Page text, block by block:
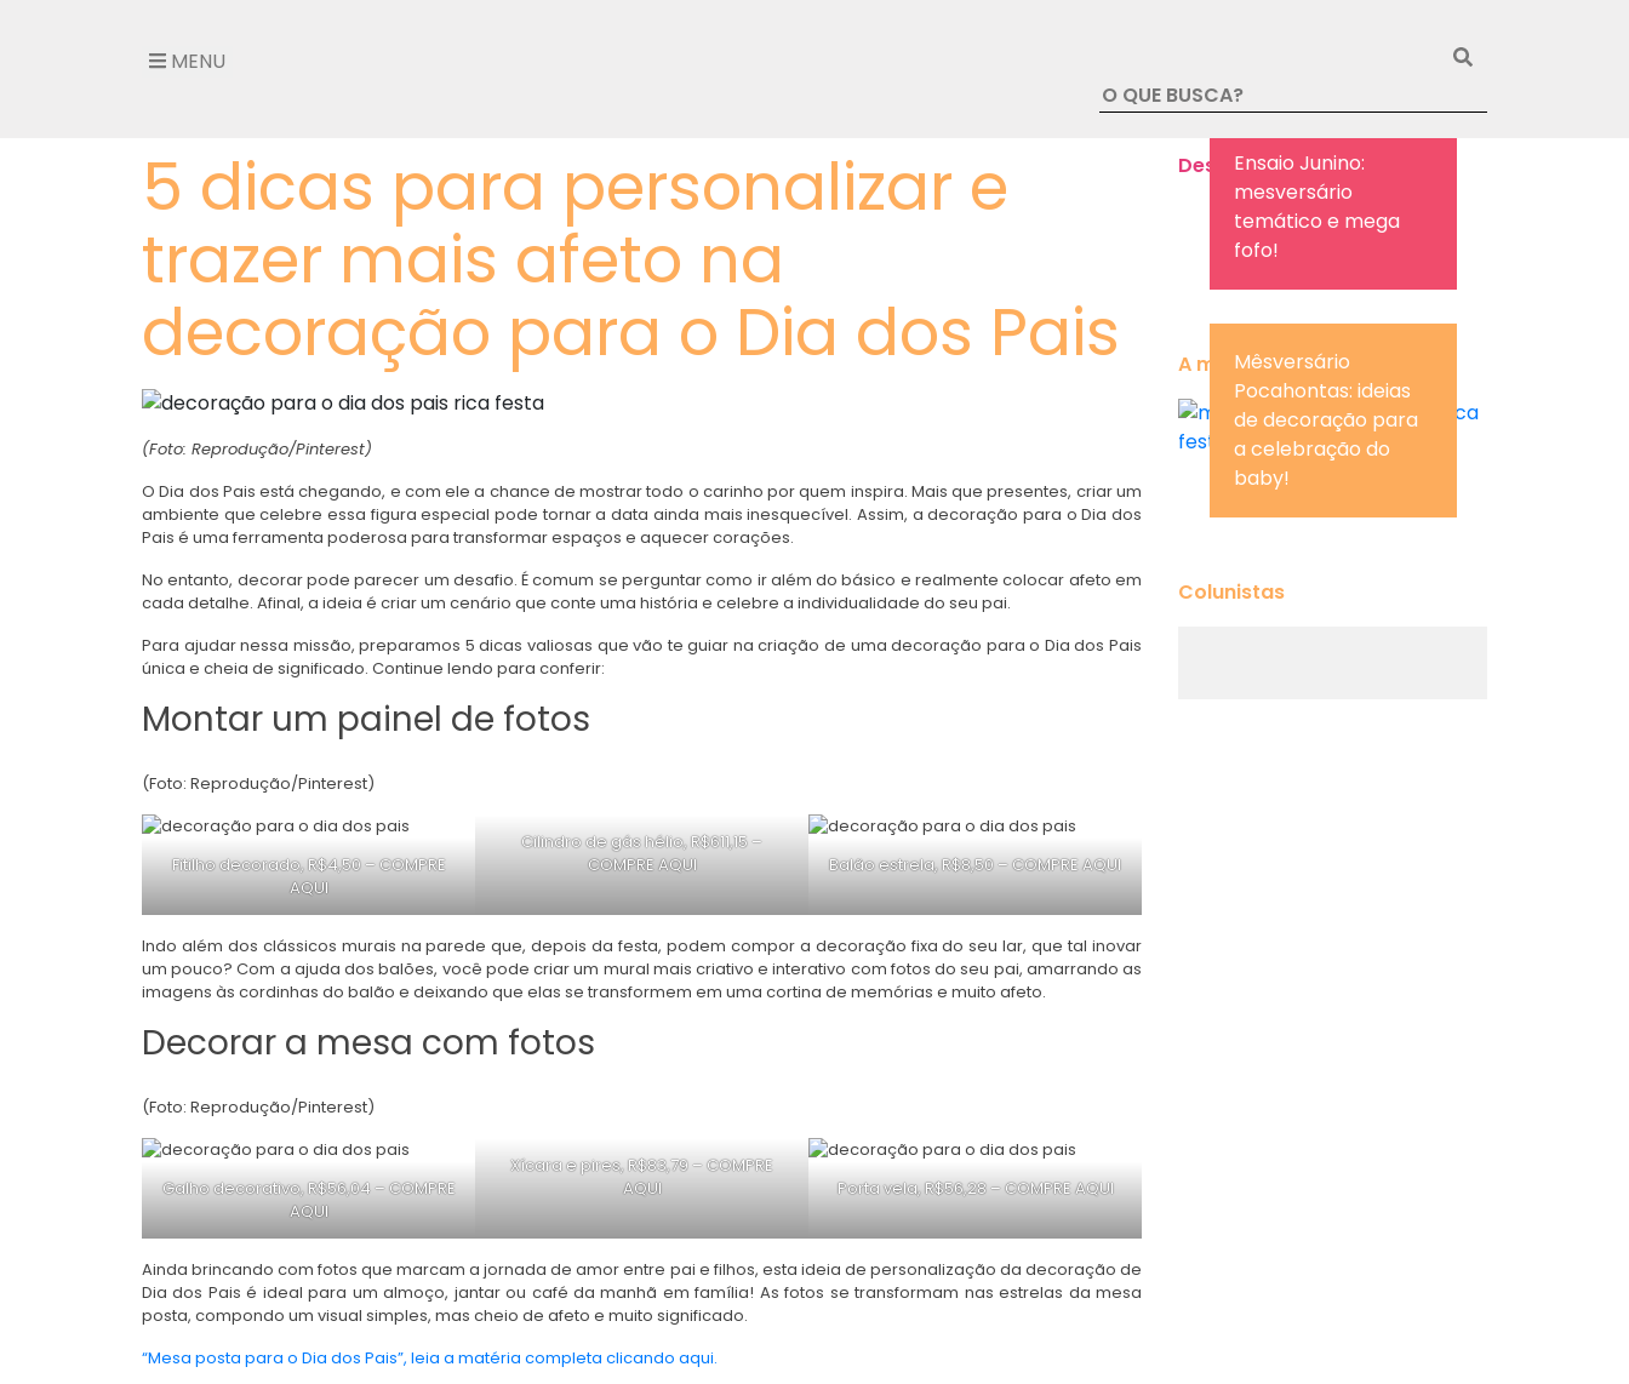
MENU
5 dicas para personalizar e
trazer mais afeto na
decoração para o Dia dos Pais
(Foto: Reprodução/Pinterest)
O Dia dos Pais está chegando, e com ele a chance de mostrar todo o carinho por quem inspira. Mais que presentes, criar um
ambiente que celebre essa figura especial pode tornar a data ainda mais inesquecível. Assim, a decoração para o Dia dos
Pais é uma ferramenta poderosa para transformar espaços e aquecer corações.
No entanto, decorar pode parecer um desafio. É comum se perguntar como ir além do básico e realmente colocar afeto em
cada detalhe. Afinal, a ideia é criar um cenário que conte uma história e celebre a individualidade do seu pai.
Para ajudar nessa missão, preparamos 5 dicas valiosas que vão te guiar na criação de uma decoração para o Dia dos Pais
única e cheia de significado. Continue lendo para conferir:
Montar um painel de fotos
(Foto: Reprodução/Pinterest)
Fitilho decorado, R$4,50 –COMPRE
AQUI
Cilindro de gás hélio, R$611,15 –
COMPRE AQUI
Balão estrela, R$8,50 –COMPRE AQUI
Indo além dos clássicos murais na parede que, depois da festa, podem compor a decoração fixa do seu lar, que tal inovar
um pouco? Com a ajuda dos balões, você pode criar um mural mais criativo e interativo com fotos do seu pai, amarrando as
imagens às cordinhas do balão e deixando que elas se transformem em uma cortina de memórias e muito afeto.
Decorar a mesa com fotos
(Foto: Reprodução/Pinterest)
Galho decorativo, R$56,04 –COMPRE
AQUI
Xícara e pires, R$83,79 –COMPRE
AQUI
Porta vela, R$56,28 –COMPRE AQUI
Ainda brincando com fotos que marcam a jornada de amor entre pai e filhos, esta ideia de personalização da decoração de
Dia dos Pais é ideal para um almoço, jantar ou café da manhã em família! As fotos se transformam nas estrelas da mesa
posta, compondo um visual simples, mas cheio de afeto e muito significado.
“Mesa posta para o Dia dos Pais”, leia a matéria completa clicando aqui.
Destaque da semana
Ensaio Junino:
mesversário
temático e mega
fofo!
A mais lida da semana
Mêsversário
Pocahontas: ideias
de decoração para
a celebração do
baby!
Colunistas